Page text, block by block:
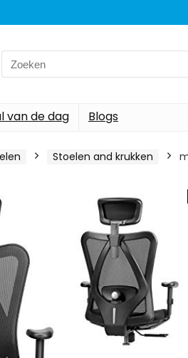
Search
for:
van de dag Blogs
Stoelen and krukken